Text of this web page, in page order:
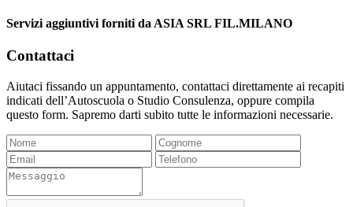
Servizi aggiuntivi forniti da ASIA SRL FIL.MILANO
Contattaci
Aiutaci fissando un appuntamento, contattaci direttamente ai recapiti
indicati dell’Autoscuola o Studio Consulenza, oppure compila
questo form. Sapremo darti subito tutte le informazioni necessarie.